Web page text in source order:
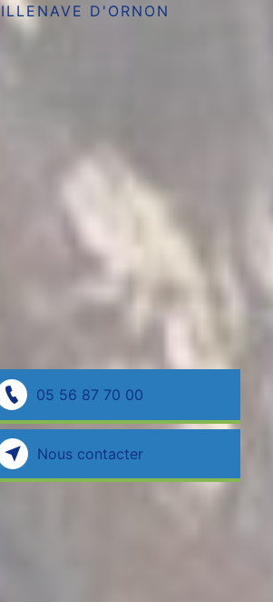
D'ORNON
05 56 87 70 00
Nous contacter